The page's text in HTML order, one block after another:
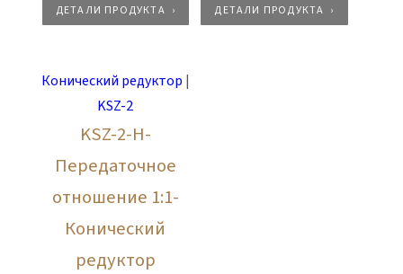
ДЕТАЛИ ПРОДУКТА ДЕТАЛИ ПРОДУКТА
Конический редуктор |
KSZ-2
KSZ-2-H-
Передаточное
отношение 1:1-
Конический
редуктор